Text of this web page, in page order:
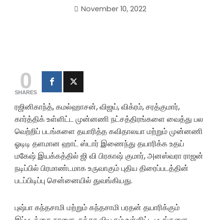
November 10, 2022
0
SHARES
ரஜினிகாந்த், கமல்ஹாசன், விஜய், விக்ரம், சரத்குமார்,
கார்த்திக் உள்ளிட்ட முன்னணி நட்சத்திரங்களை வைத்து பல
வெற்றிப் படங்களை தயாரித்த கவிதாலயா மற்றும் முன்னணி
ஓடிடி தளமான ஹாட் ஸ்டார் இணைந்து தயாரிக்க உதய்
மகேஷ் இயக்கத்தில் ஜி வி பிரகாஷ் குமார், அனஸ்வரா ராஜன்
நடிப்பில் பிரமாண்டமாக உருவாகும் புதிய திரைப்படத்தின்
படப்பிடிப்பு சென்னையில் துவங்கியது.
புஷ்பா கந்தசாமி மற்றும் கந்தசாமி பரதன் தயாரிக்கும்